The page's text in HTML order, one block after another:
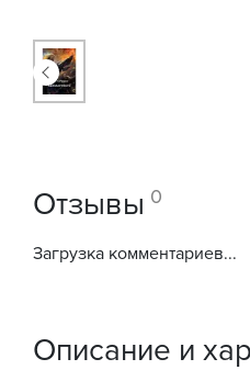
Отзывы 0
Загрузка комментариев...
Описание и